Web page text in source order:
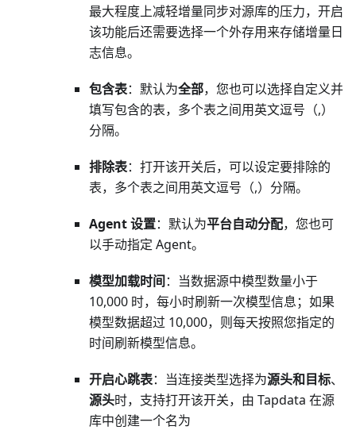
最大程度上减轻增量同步对源库的压力，开启
该功能后还需要选择一个外存用来存储增量日
志信息。
包含表：默认为全部，您也可以选择自定义并
填写包含的表，多个表之间用英文逗号（,）
分隔。
排除表：打开该开关后，可以设定要排除的
表，多个表之间用英文逗号（,）分隔。
Agent 设置：默认为平台自动分配，您也可
以手动指定 Agent。
模型加载时间：当数据源中模型数量小于
10,000 时，每小时刷新一次模型信息；如果
模型数据超过 10,000，则每天按照您指定的
时间刷新模型信息。
开启心跳表：当连接类型选择为源头和目标、
源头时，支持打开该开关，由 Tapdata 在源
库中创建一个名为